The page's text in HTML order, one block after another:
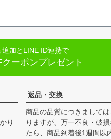
追加とLINE ID連携で
ーポンプレゼント
り
返品・交換
商品の品質につきまして
りますが、万一不良・破
たら、商品到着後1週間以